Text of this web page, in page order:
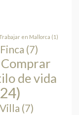
en Mallorca (1)
Finca (7)
Comprar
de vida
Villa (7)